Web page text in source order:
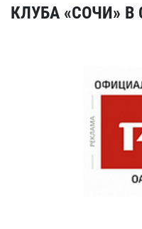
КЛУБА «СОЧИ» В